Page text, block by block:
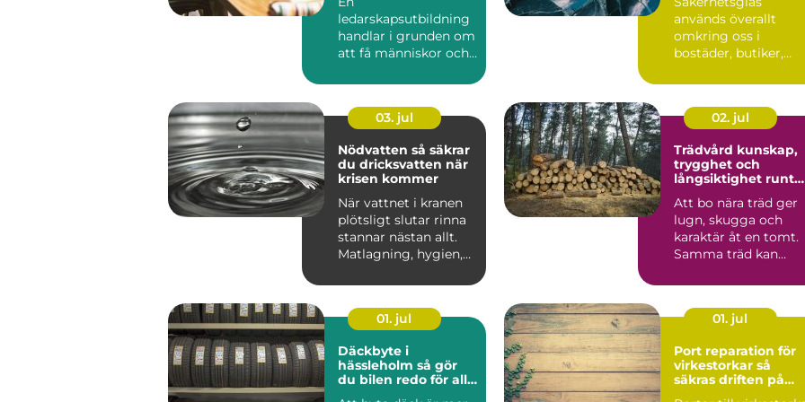
ledarskapsutbildning
handlar i grunden om
att få människor och
fungera bättre till...
design
används överallt
omkring oss i
bostäder, butiker,
byggnader. Sy...
03. jul
Nödvatten så säkrar
du dricksvatten när
krisen kommer
När vattnet i kranen
plötsligt slutar rinna
stannar nästan allt.
Matlagning, hygien,
02. jul
Trädvård kunskap,
trygghet och
långsiktighet runt
Att bo nära träd ger
lugn, skugga och
karaktär åt en tomt.
Samma träd kan
stor...
01. jul
Däckbyte i
hässleholm så gör
du bilen redo för alla
01. jul
Port reparation för
virkestorkar så
säkras driften på